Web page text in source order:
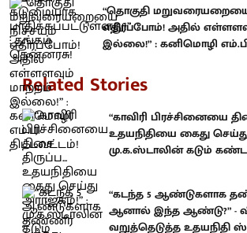
“தொகுதி
எதிர்ப்போம்! அதில்
இல்லை!” : கனிமொழி
Related Stories
“காவிரி பிரச்சினையை
உதயநிதியை கைது
மு.க.ஸ்டாலின் கடும்
“கடந்த 5 ஆண்டுகளாக
ஆனால் இந்த ஆண்டு?” -
வறுத்தெடுத்த உதயநிதி